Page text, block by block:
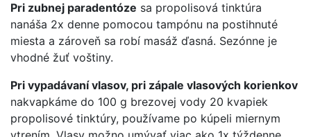
Pri zubnej paradentóze sa propolisová tinktúra
nanáša 2x denne pomocou tampónu na postihnuté
miesta a zároveň sa robí masáž ďasná. Sezónne je
vhodné žuť voštiny.
Pri vypadávaní vlasov, pri zápale vlasových korienkov
nakvapkáme do 100 g brezovej vody 20 kvapiek
propolisové tinktúry, používame po kúpeli miernym